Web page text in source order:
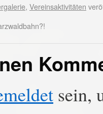
, Vereinsaktivitäten
sein,